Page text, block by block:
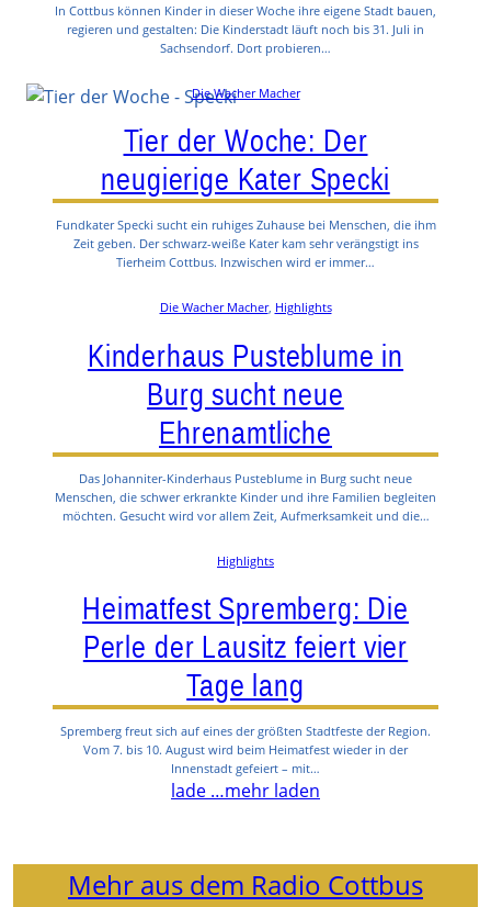
In Cottbus können Kinder in dieser Woche ihre eigene Stadt bauen,
regieren und gestalten: Die Kinderstadt läuft noch bis 31. Juli in
Sachsendorf. Dort probieren…
Die Wacher Macher
Tier der Woche: Der
neugierige Kater Specki
Fundkater Specki sucht ein ruhiges Zuhause bei Menschen, die ihm
Zeit geben. Der schwarz-weiße Kater kam sehr verängstigt ins
Tierheim Cottbus. Inzwischen wird er immer…
Die Wacher Macher, Highlights
Kinderhaus Pusteblume in
Burg sucht neue
Ehrenamtliche
Das Johanniter-Kinderhaus Pusteblume in Burg sucht neue
Menschen, die schwer erkrankte Kinder und ihre Familien begleiten
möchten. Gesucht wird vor allem Zeit, Aufmerksamkeit und die…
Highlights
Heimatfest Spremberg: Die
Perle der Lausitz feiert vier
Tage lang
Spremberg freut sich auf eines der größten Stadtfeste der Region.
Vom 7. bis 10. August wird beim Heimatfest wieder in der
Innenstadt gefeiert – mit…
lade …mehr laden
Mehr aus dem Radio Cottbus